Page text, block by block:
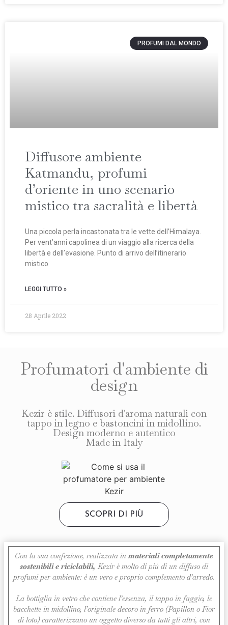
PROFUMI DAL MONDO
Diffusore ambiente
Katmandu, profumi
d’oriente in uno scenario
mistico tra sacralità e libertà
Una piccola perla incastonata tra le vette dell’Himalaya.
Per vent’anni capolinea di un viaggio alla ricerca della
libertà e dell’evasione. Punto di arrivo dell’itinerario
mistico
LEGGI TUTTO »
28 Aprile 2022
Profumatori d'ambiente di
design
Kezir è stile. Diffusori d'aroma naturali con
tappo in legno e bastoncini in midollino.
Design moderno e autentico
Made in Italy
SCOPRI DI PIÙ
Con la sua confezione, realizzata in materiali completamente
sostenibili e riciclabili, Kezir è molto di più di un diffuso di
profumi per ambiente: è un vero e proprio complemento d’arredo.
La bottiglia in vetro che contiene l’essenza, il tappo in faggio, le
bacchette in midollino, l’originale decoro in ferro (Papillon o Fior
di loto) caratterizzano un oggetto diverso da tutti gli altri, con